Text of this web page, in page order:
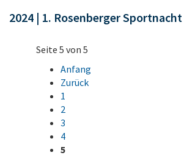
2024 | 1. Rosenberger Sportnacht
Seite 5 von 5
Anfang
Zurück
1
2
3
4
5